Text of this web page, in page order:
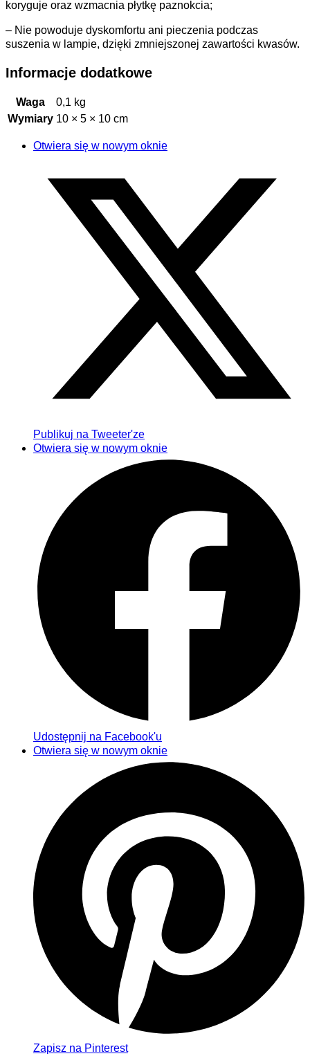
koryguje oraz wzmacnia płytkę paznokcia;
– Nie powoduje dyskomfortu ani pieczenia podczas
suszenia w lampie, dzięki zmniejszonej zawartości kwasów.
Informacje dodatkowe
Waga
0,1 kg
Wymiary 10 × 5 × 10 cm
Otwiera się w nowym oknie
Publikuj na Tweeter'ze
Otwiera się w nowym oknie
Udostępnij na Facebook'u
Otwiera się w nowym oknie
Zapisz na Pinterest